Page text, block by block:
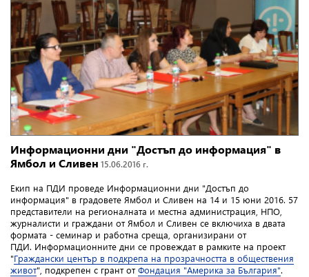
Информационни дни "Достъп до информация" в
Ямбол и Сливен 15.06.2016 г.
Екип на ПДИ проведе Информационни дни "Достъп до
информация" в градовете Ямбол и Сливен на 14 и 15 юни 2016. 57
представители на регионалната и местна администрация, НПО,
журналисти и граждани от Ямбол и Сливен се включиха в двата
формата - семинар и работна среща, организирани от
ПДИ. Информационните дни се провеждат в рамките на проект
"Граждански център в подкрепа на прозрачността в обществения
живот", подкрепен с грант отФондация "Америка за България".